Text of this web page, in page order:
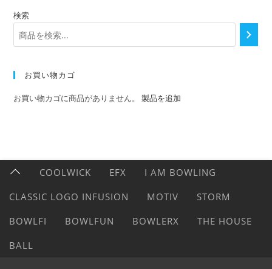
検索
お買い物カゴ
お買い物カゴに商品がありません。製品を追加
COOLWICK EFX
I AM BOWLING
CLASSIC LOGO INFUSION
MOTIV
STORM
BOWLFI
BOWLFUN BOWLERX
THE HOUSE
BALL